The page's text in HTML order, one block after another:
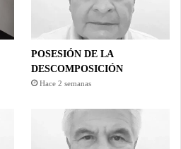
POSESIÓN DE LA
DESCOMPOSICIÓN
Hace 2 semanas